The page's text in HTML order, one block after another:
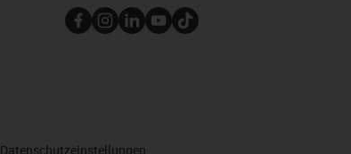
Datenschutzeinstellungen